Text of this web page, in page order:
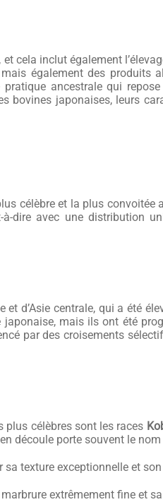
cela inclut également
également des produits
ancestrale qui
bovines japonaises, leurs
célèbre et la plus convoitée
dire avec une distribution
d’Asie centrale, qui a été
mais ils ont été
par des croisements
plus célèbres sont les races
découle porte souvent le
texture exceptionnelle et
extrêmement fine et